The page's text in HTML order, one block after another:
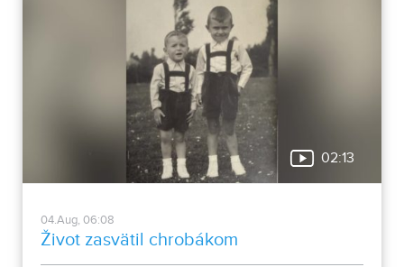
02:13
04.Aug, 06:08
Život zasvätil chrobákom